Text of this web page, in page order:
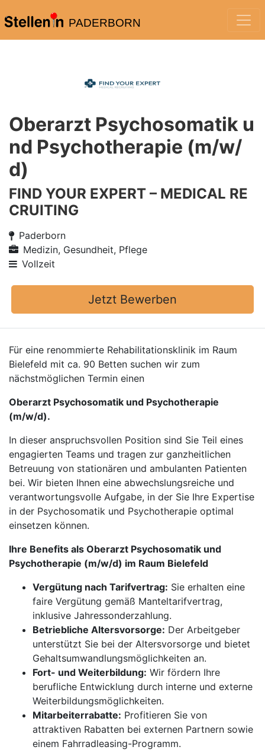
PADERBORN
Oberarzt Psychosomatik u
nd Psychotherapie (m/w/
d)
FIND YOUR EXPERT – MEDICAL RE
CRUITING
Paderborn
Medizin, Gesundheit, Pflege
Vollzeit
Jetzt Bewerben
Für eine renommierte Rehabilitationsklinik im Raum
Bielefeld mit ca. 90 Betten suchen wir zum
nächstmöglichen Termin einen
Oberarzt Psychosomatik und Psychotherapie
(m/w/d).
In dieser anspruchsvollen Position sind Sie Teil eines
engagierten Teams und tragen zur ganzheitlichen
Betreuung von stationären und ambulanten Patienten
bei. Wir bieten Ihnen eine abwechslungsreiche und
verantwortungsvolle Aufgabe, in der Sie Ihre Expertise
in der Psychosomatik und Psychotherapie optimal
einsetzen können.
Ihre Benefits als Oberarzt Psychosomatik und
Psychotherapie (m/w/d) im Raum Bielefeld
Vergütung nach Tarifvertrag: Sie erhalten eine
faire Vergütung gemäß Manteltarifvertrag,
inklusive Jahressonderzahlung.
Betriebliche Altersvorsorge: Der Arbeitgeber
unterstützt Sie bei der Altersvorsorge und bietet
Gehaltsumwandlungsmöglichkeiten an.
Fort- und Weiterbildung: Wir fördern Ihre
berufliche Entwicklung durch interne und externe
Weiterbildungsmöglichkeiten.
Mitarbeiterrabatte: Profitieren Sie von
attraktiven Rabatten bei externen Partnern sowie
einem Fahrradleasing-Programm.